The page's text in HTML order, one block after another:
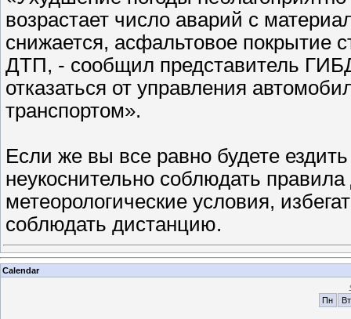
возрастает число аварий с
снижается, асфальтовое покрытие
ДТП, - сообщил представитель
отказаться от управления
транспортом».
Если же вы все равно будете
неукоснительно соблюдать
метеорологические условия,
соблюдать дистанцию.
Calendar
Пн
Вт